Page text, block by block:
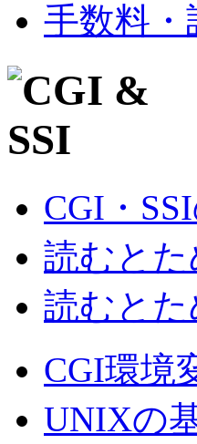
手数料・
CGI・
読むと
読むと
CGI環境
UNIXの